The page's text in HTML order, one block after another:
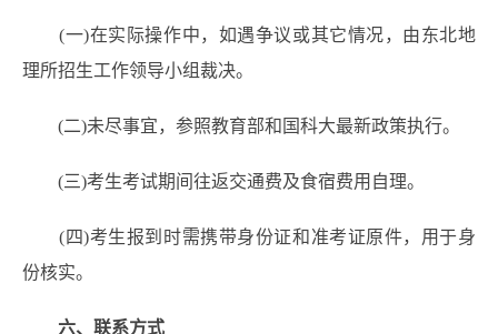
(一)在实际操作中，如遇争议或其它情况，由东北地
理所招生工作领导小组裁决。
(二)未尽事宜，参照教育部和国科大最新政策执行。
(三)考生考试期间往返交通费及食宿费用自理。
(四)考生报到时需携带身份证和准考证原件，用于身
份核实。
六、联系方式